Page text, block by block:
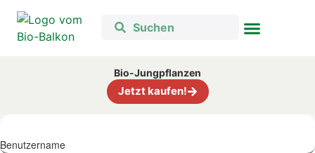
Bio-Jungpflanzen
Jetzt kaufen!
Benutzername